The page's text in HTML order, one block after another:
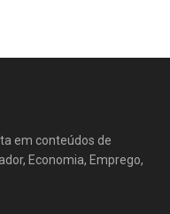
em conteúdos de
Economia, Emprego,